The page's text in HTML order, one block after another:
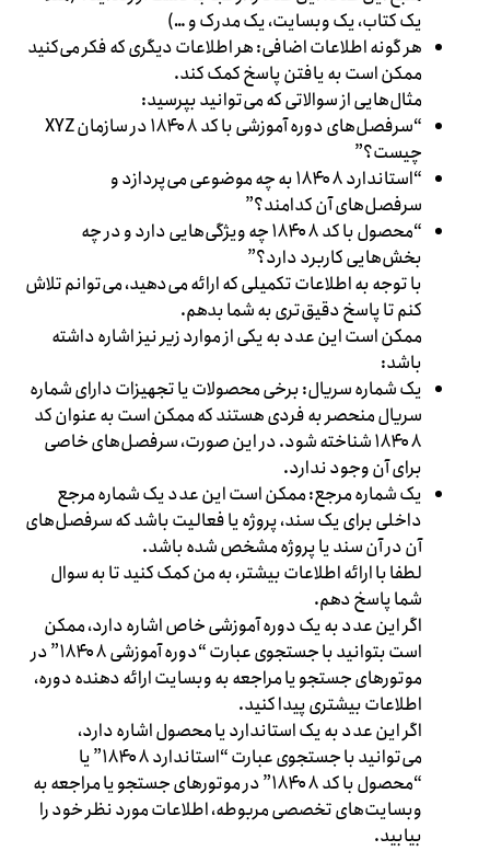
یک کتاب، یک وبسایت، یک مدرک و …)
هر گونه اطلاعات اضافی: هر اطلاعات دیگری که فکر می‌کنید
ممکن است به یافتن پاسخ کمک کند.
مثال‌هایی از سوالاتی که می‌توانید بپرسید:
“سرفصل‌های دوره آموزشی با کد ۱۸۴۰۸ در سازمان XYZ
چیست؟”
“استاندارد ۱۸۴۰۸ به چه موضوعی می‌پردازد و
سرفصل‌های آن کدامند؟”
“محصول با کد ۱۸۴۰۸ چه ویژگی‌هایی دارد و در چه
بخش‌هایی کاربرد دارد؟”
با توجه به اطلاعات تکمیلی که ارائه می‌دهید، می‌توانم تلاش
کنم تا پاسخ دقیق‌تری به شما بدهم.
ممکن است این عدد به یکی از موارد زیر نیز اشاره داشته
باشد:
یک شماره سریال: برخی محصولات یا تجهیزات دارای شماره
سریال منحصر به فردی هستند که ممکن است به عنوان کد
۱۸۴۰۸ شناخته شود. در این صورت، سرفصل‌های خاصی
برای آن وجود ندارد.
یک شماره مرجع: ممکن است این عدد یک شماره مرجع
داخلی برای یک سند، پروژه یا فعالیت باشد که سرفصل‌های
آن در آن سند یا پروژه مشخص شده باشد.
لطفا با ارائه اطلاعات بیشتر، به من کمک کنید تا به سوال
شما پاسخ دهم.
اگر این عدد به یک دوره آموزشی خاص اشاره دارد، ممکن
است بتوانید با جستجوی عبارت “دوره آموزشی ۱۸۴۰۸” در
موتورهای جستجو یا مراجعه به وبسایت ارائه دهنده دوره،
اطلاعات بیشتری پیدا کنید.
اگر این عدد به یک استاندارد یا محصول اشاره دارد،
می‌توانید با جستجوی عبارت “استاندارد ۱۸۴۰۸” یا
“محصول با کد ۱۸۴۰۸” در موتورهای جستجو یا مراجعه به
وبسایت‌های تخصصی مربوطه، اطلاعات مورد نظر خود را
بیابید.